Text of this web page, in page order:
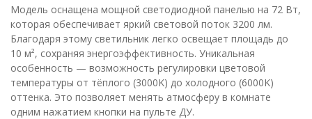
Модель оснащена мощной светодиодной панелью на 72 Вт,
которая обеспечивает яркий световой поток 3200 лм.
Благодаря этому светильник легко освещает площадь до
10 м², сохраняя энергоэффективность. Уникальная
особенность — возможность регулировки цветовой
температуры от тёплого (3000K) до холодного (6000K)
оттенка. Это позволяет менять атмосферу в комнате
одним нажатием кнопки на пульте ДУ.